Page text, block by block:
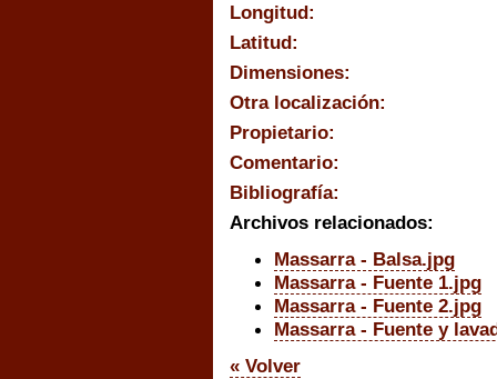
Longitud:
Latitud:
Dimensiones:
Otra localización:
Propietario:
Comentario:
Bibliografía:
Archivos relacionados:
Massarra - Balsa.jpg
Massarra - Fuente 1.jpg
Massarra - Fuente 2.jpg
Massarra - Fuente y
« Volver